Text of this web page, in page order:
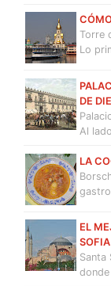
Torre
Lo
DE
Al
LA
EL
SOFIA
Santa